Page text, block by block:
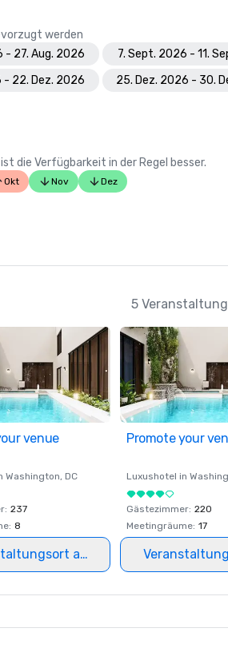
werden
- 27. Aug. 2026
7. Sept. 2026 - 11.
- 22. Dez. 2026
25. Dez. 2026 - 30.
die Verfügbarkeit in der Regel besser.
Okt Nov Dez
5
venue
Washington, DC
: 237
: 8
auswählen
Promote your
Luxushotel in
Gästezimmer: 220
Meetingräume: 17